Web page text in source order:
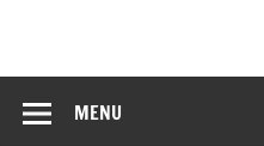
MENU